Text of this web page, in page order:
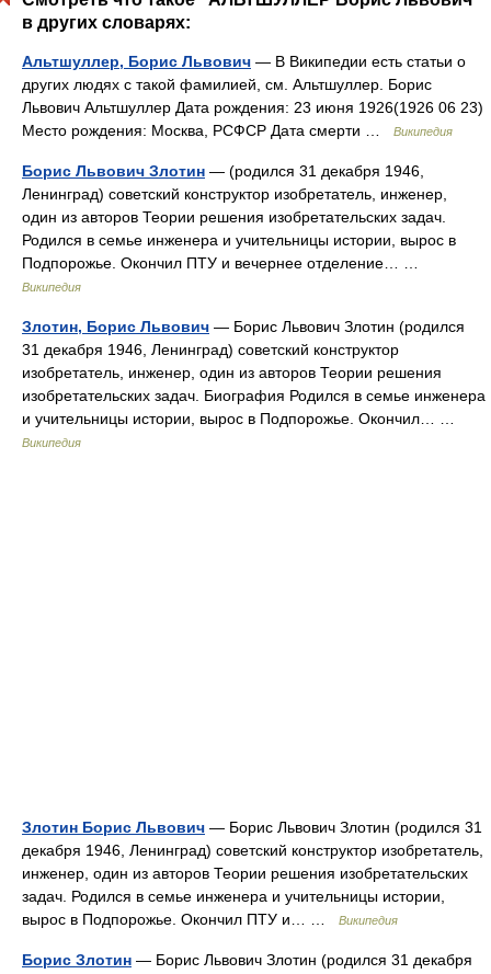
в других словарях:
Альтшуллер, Борис Львович — В Википедии есть статьи о
других людях с такой фамилией, см. Альтшуллер. Борис
Львович Альтшуллер Дата рождения: 23 июня 1926(1926 06 23)
Место рождения: Москва, РСФСР Дата смерти …
Википедия
Борис Львович Злотин — (родился 31 декабря 1946,
Ленинград) советский конструктор изобретатель, инженер,
один из авторов Теории решения изобретательских задач.
Родился в семье инженера и учительницы истории, вырос в
Подпорожье. Окончил ПТУ и вечернее отделение… …
Википедия
Злотин, Борис Львович — Борис Львович Злотин (родился
31 декабря 1946, Ленинград) советский конструктор
изобретатель, инженер, один из авторов Теории решения
изобретательских задач. Биография Родился в семье инженера
и учительницы истории, вырос в Подпорожье. Окончил… …
Википедия
Злотин Борис Львович — Борис Львович Злотин (родился 31
декабря 1946, Ленинград) советский конструктор изобретатель,
инженер, один из авторов Теории решения изобретательских
задач. Родился в семье инженера и учительницы истории,
вырос в Подпорожье. Окончил ПТУ и… …
Википедия
Борис Злотин — Борис Львович Злотин (родился 31 декабря